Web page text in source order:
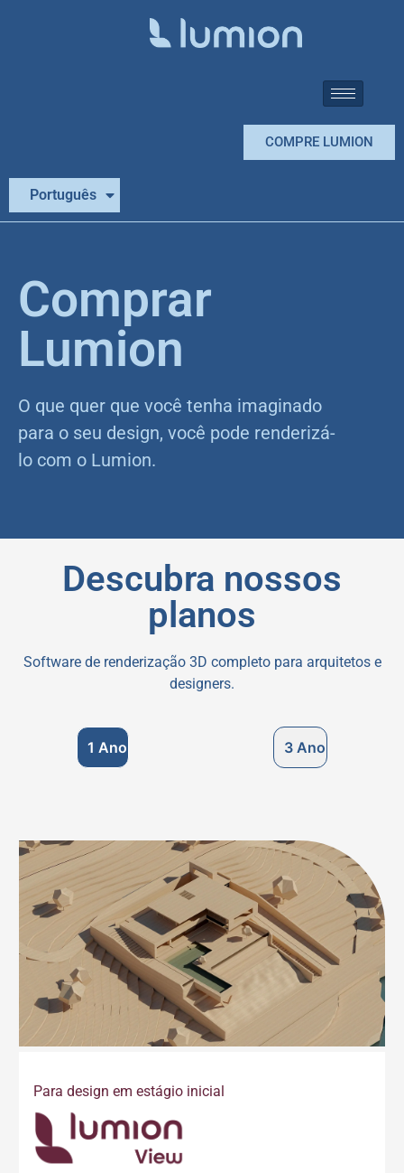
COMPRE LUMION
Português
English
Comprar
Lumion
O que quer que você tenha imaginado
para o seu design, você pode renderizá-
lo com o Lumion.
Descubra nossos
planos
Software de renderização 3D completo para arquitetos e
designers.
1 Ano 3 Ano
Para design em estágio inicial